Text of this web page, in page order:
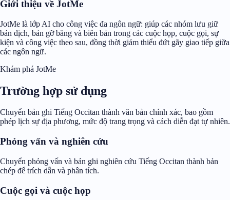
Giới thiệu về JotMe
JotMe là lớp AI cho công việc đa ngôn ngữ: giúp các nhóm lưu giữ
bản dịch, bản gỡ băng và biên bản trong các cuộc họp, cuộc gọi, sự
kiện và công việc theo sau, đồng thời giảm thiểu đứt gãy giao tiếp giữa
các ngôn ngữ.
Khám phá JotMe
Trường hợp sử dụng
Chuyển bản ghi Tiếng Occitan thành văn bản chính xác, bao gồm
phép lịch sự địa phương, mức độ trang trọng và cách diễn đạt tự nhiên.
Phỏng vấn và nghiên cứu
Chuyển phỏng vấn và bản ghi nghiên cứu Tiếng Occitan thành bản
chép để trích dẫn và phân tích.
Cuộc gọi và cuộc họp